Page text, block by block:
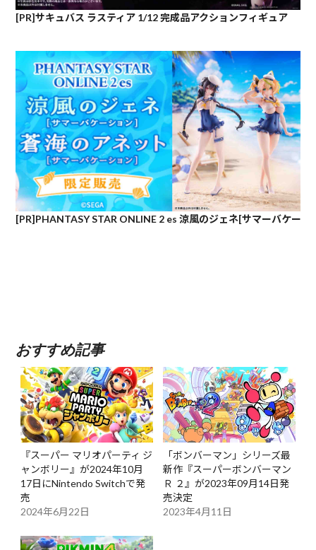
[PR]サキュバス ラスティア 1/12 完成品アクションフィギュア
[PR]PHANTASY STAR ONLINE 2 es 涼風のジェネ[サマーバケー
おすすめ記事
『スーパー マリオパーティ ジ
ャンボリー』が2024年10月
17日にNintendo Switchで発
売
2024年6月22日
「ボンバーマン」シリーズ最
新作『スーパーボンバーマン
Ｒ ２』が2023年09月14日発
売決定
2023年4月11日